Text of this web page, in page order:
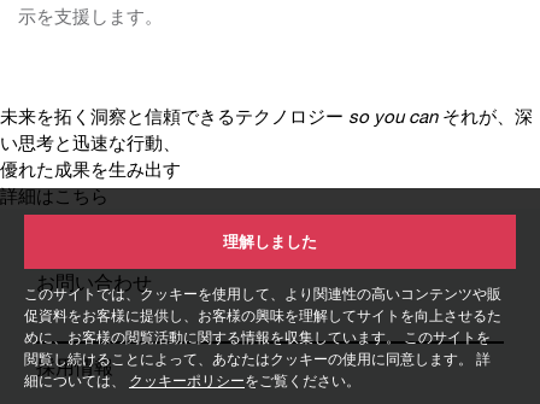
このサイトでは、クッキーを使用して、より関連性の高いコンテンツや販
促資料をお客様に提供し、お客様の興味を理解してサイトを向上させるた
めに、お客様の閲覧活動に関する情報を収集しています。 このサイトを
閲覧し続けることによって、あなたはクッキーの使用に同意します。 詳
細については、 クッキーポリシーをご覧ください。
理解しました
示を支援します。
未来を拓く洞察と信頼できるテクノロジー so you can それが、深
い思考と迅速な行動、
優れた成果を生み出す
詳細はこちら
お問い合わせ
採用情報